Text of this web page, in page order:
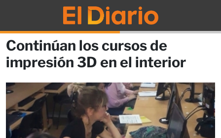
Continúan los cursos de
impresión 3D en el interior